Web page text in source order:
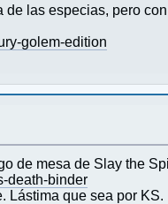
las especias, pero
golem-edition
de mesa de Slay the
death-binder
Lástima que sea por KS.